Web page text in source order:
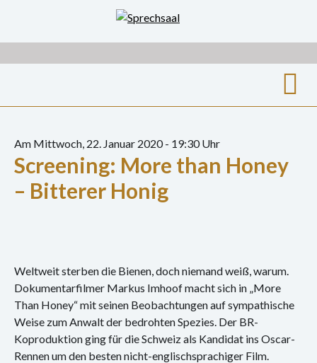
springen
nach:
Archiv
Ausstellungen
Hörspiel
Konzert
Performance
Am Mittwoch, 22. Januar 2020 - 19:30 Uhr
Screening: More than Honey
– Bitterer Honig
Weltweit sterben die Bienen, doch niemand weiß, warum.
Dokumentarfilmer Markus Imhoof macht sich in „More
Than Honey“ mit seinen Beobachtungen auf sympathische
Weise zum Anwalt der bedrohten Spezies. Der BR-
Koproduktion ging für die Schweiz als Kandidat ins Oscar-
Rennen um den besten nicht-englischsprachiger Film.